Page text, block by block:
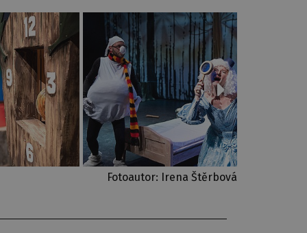
Fotoautor: Irena Štěrbová